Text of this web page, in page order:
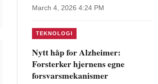
March 4, 2026 4:24 PM
TEKNOLOGI
Nytt håp for Alzheimer:
Forsterker hjernens egne
forsvarsmekanismer